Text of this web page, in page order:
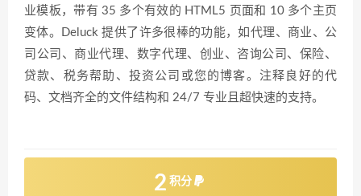
业模板，带有 35 多个有效的 HTML5 页面和 10 多个主页
变体。Deluck 提供了许多很棒的功能，如代理、商业、公
司公司、商业代理、数字代理、创业、咨询公司、保险、
贷款、税务帮助、投资公司或您的博客。注释良好的代
码、文档齐全的文件结构和 24/7 专业且超快速的支持。
2 积分